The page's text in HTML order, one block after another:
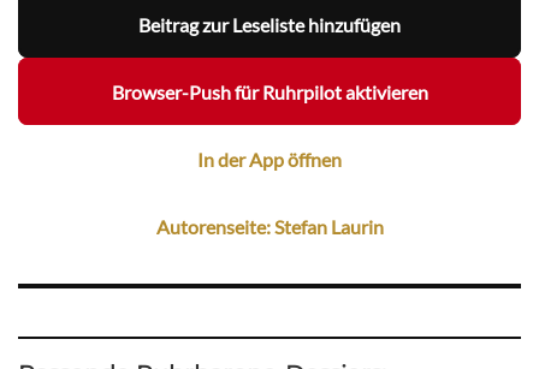
Beitrag zur Leseliste hinzufügen
Browser-Push für Ruhrpilot aktivieren
In der App öffnen
Autorenseite: Stefan Laurin